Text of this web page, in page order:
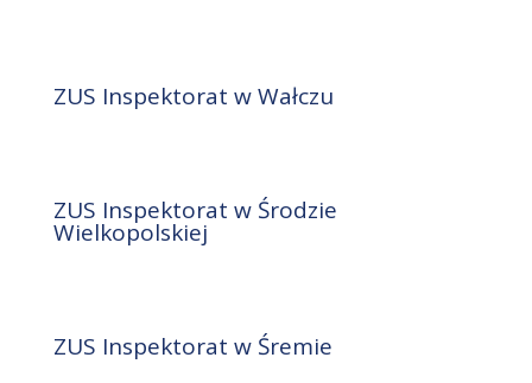
ZUS Inspektorat w Wałczu
ZUS Inspektorat w Środzie
Wielkopolskiej
ZUS Inspektorat w Śremie